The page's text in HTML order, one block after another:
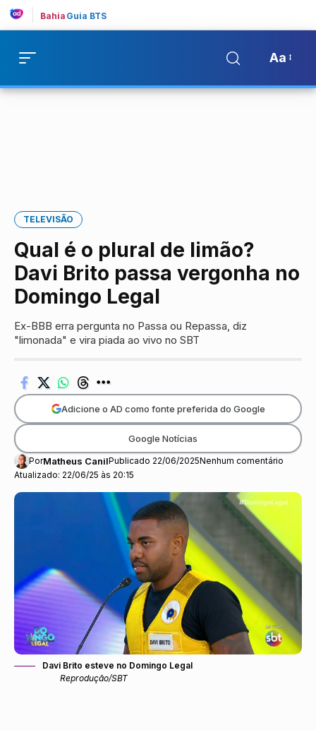
Bahia Guia BTS
Aa
TELEVISÃO
Qual é o plural de limão?
Davi Brito passa vergonha no
Domingo Legal
Ex-BBB erra pergunta no Passa ou Repassa, diz
"limonada" e vira piada ao vivo no SBT
Atualizado: 22/06/25 às 20:15
PorMatheus CanilPublicado 22/06/2025Nenhum comentário
Adicione o AD como fonte preferida do Google
Google Notícias
Davi Brito esteve no Domingo Legal
Reprodução/SBT